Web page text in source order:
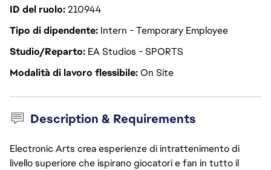
ID del ruolo210944
Tipo di dipendente Intern - Temporary Employee
Studio/Reparto EA Studios - SPORTS
Modalità di lavoro flessibileOn Site
Description & Requirements
Electronic Arts crea esperienze di intrattenimento di
livello superiore che ispirano giocatori e fan in tutto il